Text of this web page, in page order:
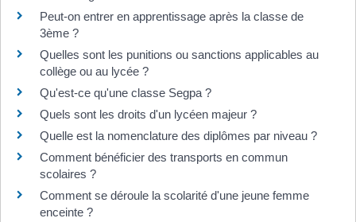
Peut-on entrer en apprentissage après la classe de
3ème ?
Quelles sont les punitions ou sanctions applicables au
collège ou au lycée ?
Qu'est-ce qu'une classe Segpa ?
Quels sont les droits d'un lycéen majeur ?
Quelle est la nomenclature des diplômes par niveau ?
Comment bénéficier des transports en commun
scolaires ?
Comment se déroule la scolarité d'une jeune femme
enceinte ?